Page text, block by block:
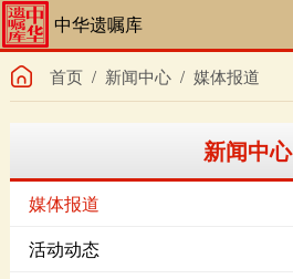
中华遗嘱库
首页/ 新闻中心/ 媒体报道
新闻中心
媒体报道
活动动态